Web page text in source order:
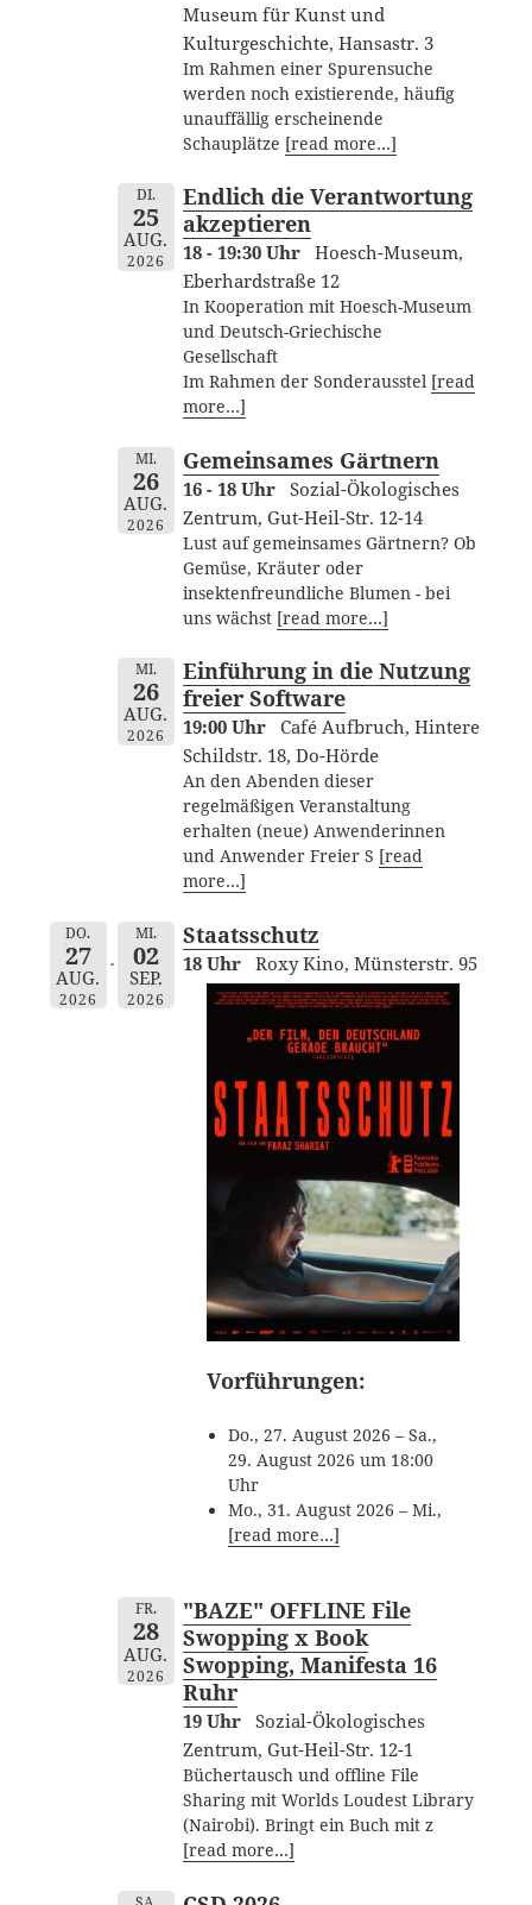
Museum für Kunst und
Kulturgeschichte, Hansastr. 3
Im Rahmen einer Spurensuche
werden noch existierende, häufig
unauffällig erscheinende
Schauplätze [read more…]
DI.
25
AUG.
2026
Endlich die Verantwortung
akzeptieren
18 - 19:30 Uhr
Hoesch-Museum,
Eberhardstraße 12
In Kooperation mit Hoesch-Museum
und Deutsch-Griechische
Gesellschaft
Im Rahmen der Sonderausstel [read
more…]
MI.
26
AUG.
2026
Gemeinsames Gärtnern
16 - 18 Uhr
Sozial-Ökologisches
Zentrum, Gut-Heil-Str. 12-14
Lust auf gemeinsames Gärtnern? Ob
Gemüse, Kräuter oder
insektenfreundliche Blumen - bei
uns wächst [read more…]
MI.
26
AUG.
2026
Einführung in die Nutzung
freier Software
19:00 Uhr
Café Aufbruch, Hintere
Schildstr. 18, Do-Hörde
An den Abenden dieser
regelmäßigen Veranstaltung
erhalten (neue) Anwenderinnen
und Anwender Freier S [read
more…]
DO.
27
AUG.
2026
MI.
02
SEP.
2026
Staatsschutz
18 Uhr Roxy Kino, Münsterstr. 95
Vorführungen:
Do., 27. August 2026 – Sa.,
29. August 2026 um 18:00
Uhr
Mo., 31. August 2026 – Mi.,
[read more…]
FR.
28
AUG.
2026
"BAZE" OFFLINE File
Swopping x Book
Swopping, Manifesta 16
Ruhr
19 Uhr
Sozial-Ökologisches
Zentrum, Gut-Heil-Str. 12-1
Büchertausch und offline File
Sharing mit Worlds Loudest Library
(Nairobi). Bringt ein Buch mit z
[read more…]